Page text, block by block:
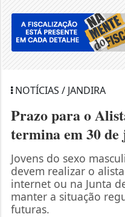
NOTÍCIAS / JANDIRA
Prazo para o
termina em 30 de
Jovens do sexo
devem realizar o
internet ou na Junta
manter a situação
futuras.